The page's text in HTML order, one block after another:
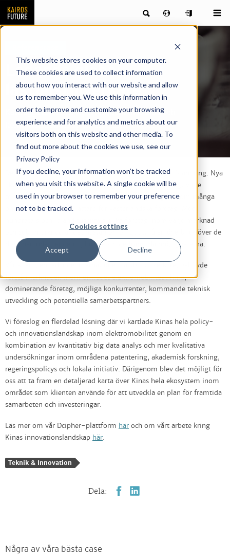
This website stores cookies on your computer.
These cookies are used to collect information
about how you interact with our website and allow
us to remember you. We use this information in
order to improve and customize your browsing
experience and for analytics and metrics about our
visitors both on this website and other media. To
find out more about the cookies we use, see our
Privacy Policy
If you decline, your information won’t be tracked
when you visit this website. A single cookie will be
used in your browser to remember your preference
not to be tracked.
Cookies settings
Accept Decline
Ledande global
lastbilstillverkare
Kartlägga affärsmöjligheter inom marknad och
konkurrentlandskap för elektromobilitet
Det kinesiska innovationslandskapet är statt i snabb förändring. Nya
aktörer dyker upp så gott som dagligen inom snart sagt varje
teknikområde och den starka statliga inblandningen inom många
områden gör det inte lättare för västerländska företag. Med
hundratals och ibland tusentals olika företag inom varje marknad
och sub-marknad är det nästan omöjligt att få en överblick över de
dominerande trenderna, hoten och de framtida möjligheterna.
Vår klient, en ledande internationell lastbilstillverkare, behövde
förstå marknaden inom området elektromobilitet i Kina;
dominerande företag, möjliga konkurrenter, kommande teknisk
utveckling och potentiella samarbetspartners.
Vi föreslog en flerdelad lösning där vi kartlade Kinas hela policy-
och innovationslandskap inom elektromobilitet genom en
kombination av kvantitativ big data analys och mer kvalitativa
undersökningar inom områdena patentering, akademisk forskning,
regeringspolicys och lokala initiativ. Därigenom blev det möjligt för
oss att ta fram en detaljerad karta över Kinas hela ekosystem inom
området som klienten använde för att utveckla en plan för framtida
samarbeten och investeringar.
Läs mer om vår Dcipher-plattform här och om vårt arbete kring
Kinas innovationslandskap här.
Teknik & Innovation
Dela:
Några av våra bästa case